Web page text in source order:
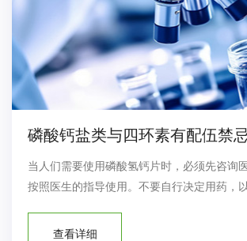
磷酸钙盐类与四环素有配伍禁忌
当人们需要使用磷酸氢钙片时，必须先咨询
按照医生的指导使用。不要自行决定用药，
查看详细